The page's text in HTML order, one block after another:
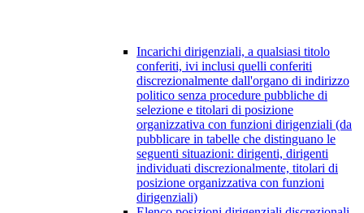
Incarichi dirigenziali, a qualsiasi titolo
conferiti, ivi inclusi quelli conferiti
discrezionalmente dall'organo di indirizzo
politico senza procedure pubbliche di
selezione e titolari di posizione
organizzativa con funzioni dirigenziali (da
pubblicare in tabelle che distinguano le
seguenti situazioni: dirigenti, dirigenti
individuati discrezionalmente, titolari di
posizione organizzativa con funzioni
dirigenziali)